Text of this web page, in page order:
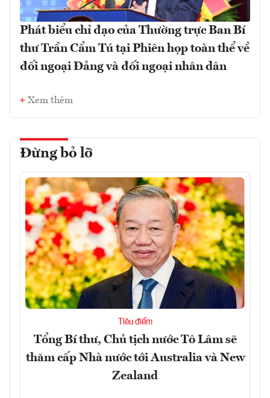
Phát biểu chỉ đạo của Thường trực Ban Bí
thư Trần Cẩm Tú tại Phiên họp toàn thể về
đối ngoại Đảng và đối ngoại nhân dân
Xem thêm
Đừng bỏ lỡ
Tiêu điểm
Tổng Bí thư, Chủ tịch nước Tô Lâm sẽ
thăm cấp Nhà nước tới Australia và New
Zealand